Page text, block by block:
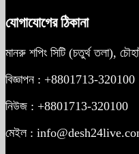
যোগাযোগের ঠিকানা
মানরু শপিং সিটি (চতুর্থ তলা),
বিজ্ঞাপন : +8801713-320100
নিউজ : +8801713-320100
মেইল :